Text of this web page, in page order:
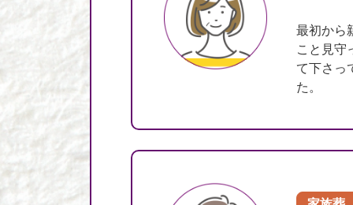
最初から
こと見守
て下さっ
た。